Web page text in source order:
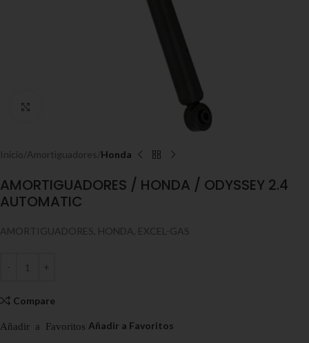
Inicio Amortiguadores Honda
AMORTIGUADORES / HONDA / ODYSSEY 2.4
AUTOMATIC
AMORTIGUADORES, HONDA, EXCEL-GAS
Compare